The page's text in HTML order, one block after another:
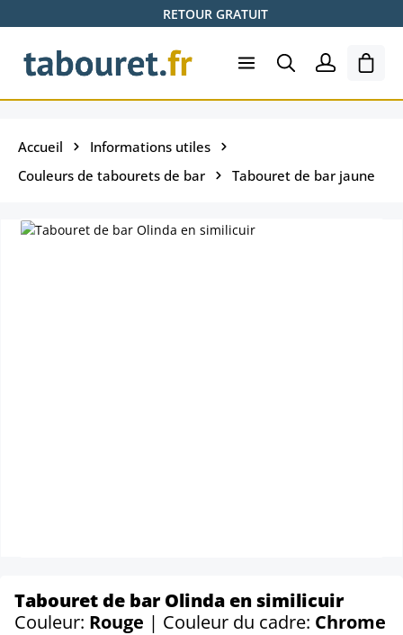
Passer au contenu principalRETOUR GRATUIT
Le
Accueil
Informations utiles
Couleurs de tabourets de bar
Tabouret de bar jaune
Tabouret de bar Olinda en similicuir
Couleur: Rouge | Couleur du cadre: Chrome